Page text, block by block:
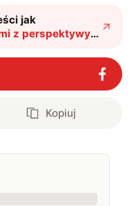
sport.
jak
z perspektywy
jest na nim
Kopiuj